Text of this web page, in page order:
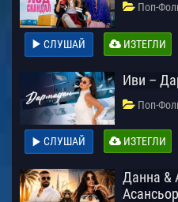
Поп-
СЛУШАЙ ИЗТЕГЛИ
Иви –
Поп-
СЛУШАЙ ИЗТЕГЛИ
Данна &